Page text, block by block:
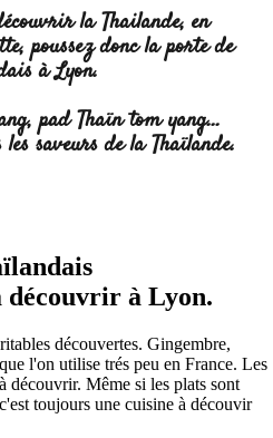
la Thailande, en
poussez donc la porte de
à Lyon.
pad Thaïn tom yang...
saveurs de la Thaïlande.
découvrir à Lyon.
découvertes. Gingembre,
l'on utilise trés peu en France. Les
découvrir. Même si les plats sont
toujours une cuisine à découvir